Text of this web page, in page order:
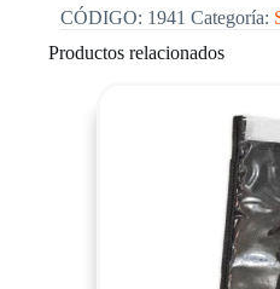
CÓDIGO: 1941 Categoría:
Productos relacionados